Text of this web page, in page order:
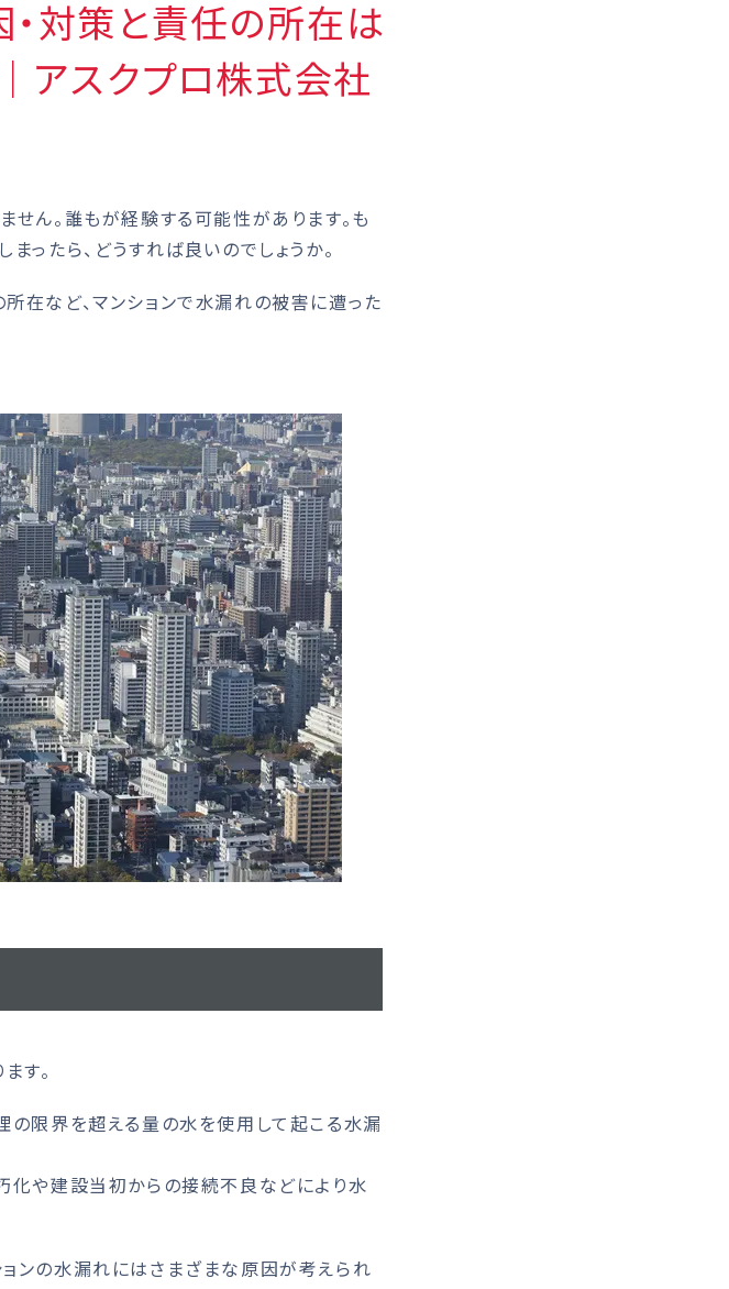
・対策と責任の所在は
アスクプロ株式会社
ん。誰もが経験する可能性があります。も
ったら、どうすれば良いのでしょうか。
在など、マンションで水漏れの被害に遭った
す。
の限界を超える量の水を使用して起こる水漏
化や建設当初からの接続不良などにより水
ンの水漏れにはさまざまな原因が考えられ